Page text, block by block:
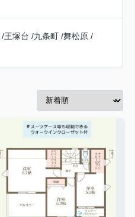
/王塚台 /九条町 /舞松原 /